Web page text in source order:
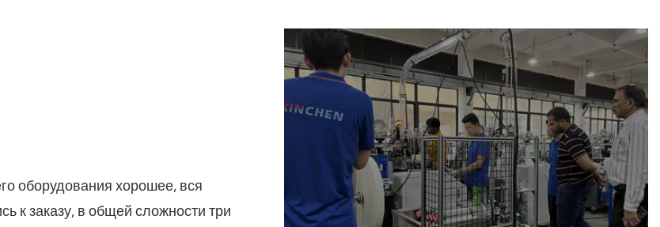
оборудования хорошее, вся
к заказу, в общей сложности три